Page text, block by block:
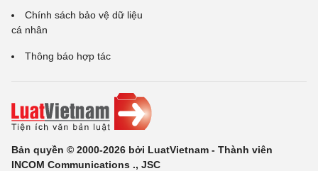
Chính sách bảo vệ dữ liệu
cá nhân
Thông báo hợp tác
Bản quyền © 2000-2026 bởi LuatVietnam - Thành viên
INCOM Communications ., JSC